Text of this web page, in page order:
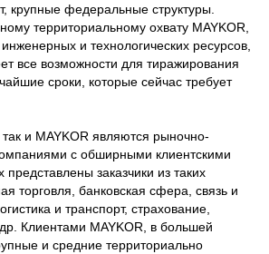
крупные федеральные структуры.
территориальному охвату MAYKOR,
и технологических ресурсов,
все возможности для тиражирования
сроки, которые сейчас требует
и MAYKOR являются рыночно-
с обширными клиентскими
заказчики из таких
торговля, банковская сфера, связь и
и транспорт, страхование,
Клиентами MAYKOR, в большей
и средние территориально